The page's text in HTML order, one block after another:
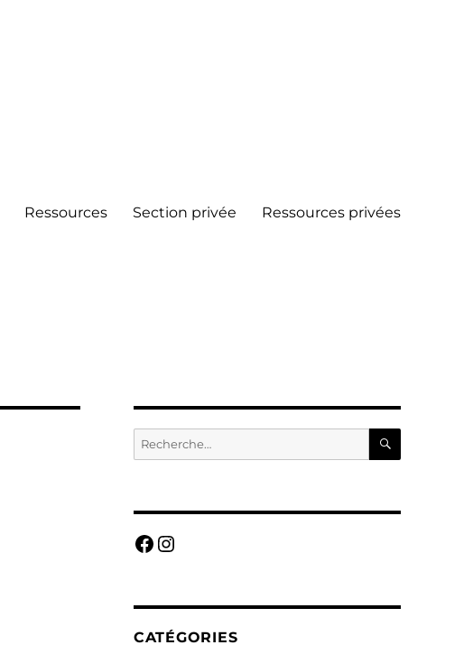
Ressources Section privée Ressources privées
Recherche
pour :
Facebook
Instagram
CATÉGORIES